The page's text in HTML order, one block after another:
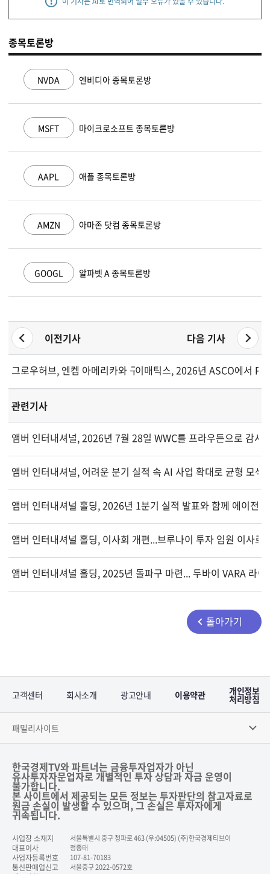
종목토론방
NVDA 엔비디아 종목토론방
MSFT 마이크로소프트 종목토론방
AAPL 애플 종목토론방
AMZN 아마존 닷컴 종목토론방
GOOGL 알파벳 A 종목토론방
이전기사 다음 기사
그로우허브, 엔켐 아메리카와 구속력 있는 역합병 계약 체결
이매틱스, 2026년 ASCO에서
관련기사
앰버 인터내셔널, 2026년 7월 28일 WWC를 프라우든으로 감사
앰버 인터내셔널, 어려운 분기 실적 속 AI 사업 확대로 균형 모색
앰버 인터내셔널 홀딩, 2026년 1분기 실적 발표와 함께 에이전
앰버 인터내셔널 홀딩, 이사회 개편...브루나이 투자 임원 이사로
앰버 인터내셔널 홀딩, 2025년 돌파구 마련... 두바이 VARA 라
돌아가기
고객센터 회사소개 광고안내 이용약관 개인정보
처리방침
패밀리사이트
한국경제TV와 파트너는 금융투자업자가 아닌
유사투자자문업자로 개별적인 투자 상담과 자금 운영이
불가합니다.
본 사이트에서 제공되는 모든 정보는 투자판단의 참고자료로
원금 손실이 발생할 수 있으며, 그 손실은 투자자에게
귀속됩니다.
사업장 소재지 서울특별시 중구 청파로 463 (우:04505) (주)한국경제티브이
대표이사 정종태
사업자등록번호 107-81-70183
통신판매업신고 서울중구 2022-0572호